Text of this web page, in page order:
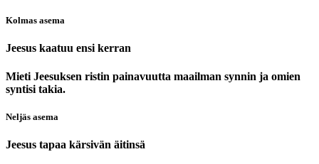
Kolmas asema
Jeesus kaatuu ensi kerran
Mieti Jeesuksen ristin painavuutta maailman synnin ja omien
syntisi takia.
Neljäs asema
Jeesus tapaa kärsivän äitinsä